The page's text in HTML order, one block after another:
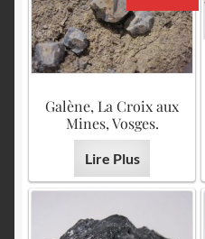
Galène, La Croix aux
Mines, Vosges.
Lire Plus